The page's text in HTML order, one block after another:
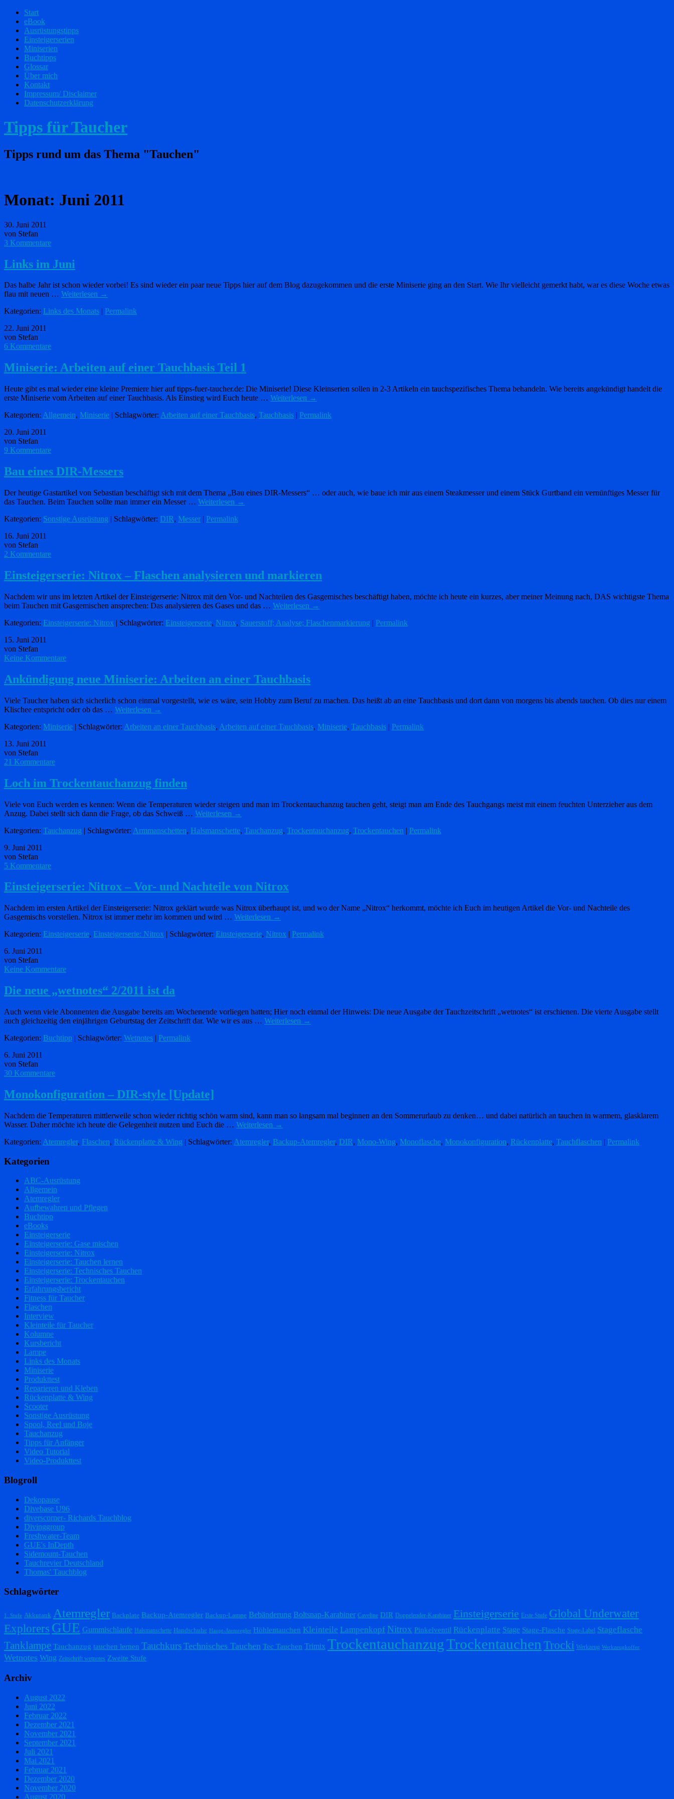
Start
eBook
Ausrüstungstipps
Einsteigerserien
Miniserien
Buchtipps
Glossar
Über mich
Kontakt
Impressum/ Disclaimer
Datenschutzerklärung
Tipps für Taucher
Tipps rund um das Thema "Tauchen"
Monat: Juni 2011
30. Juni 2011
von Stefan
3 Kommentare
Links im Juni
Das halbe Jahr ist schon wieder vorbei! Es sind wieder ein paar neue Tipps hier auf dem Blog dazugekommen und die erste Miniserie ging an den Start. Wie Ihr vielleicht gemerkt habt, war es diese Woche etwas
flau mit neuen … Weiterlesen →
Kategorien: Links des Monats
Permalink
22. Juni 2011
von Stefan
6 Kommentare
Miniserie: Arbeiten auf einer Tauchbasis Teil 1
Heute gibt es mal wieder eine kleine Premiere hier auf tipps-fuer-taucher.de: Die Miniserie! Diese Kleinserien sollen in 2-3 Artikeln ein tauchspezifisches Thema behandeln. Wie bereits angekündigt handelt die
erste Miniserie vom Arbeiten auf einer Tauchbasis. Als Einstieg wird Euch heute … Weiterlesen →
Kategorien: Allgemein, Miniserie | Schlagwörter: Arbeiten auf einer Tauchbasis, Tauchbasis | Permalink
20. Juni 2011
von Stefan
9 Kommentare
Bau eines DIR-Messers
Der heutige Gastartikel von Sebastian beschäftigt sich mit dem Thema „Bau eines DIR-Messers“ … oder auch, wie baue ich mir aus einem Steakmesser und einem Stück Gurtband ein vernünftiges Messer für
das Tauchen. Beim Tauchen sollte man immer ein Messer … Weiterlesen →
Kategorien: Sonstige Ausrüstung | Schlagwörter: DIR, Messer | Permalink
16. Juni 2011
von Stefan
2 Kommentare
Einsteigerserie: Nitrox – Flaschen analysieren und markieren
Nachdem wir uns im letzten Artikel der Einsteigerserie: Nitrox mit den Vor- und Nachteilen des Gasgemisches beschäftigt haben, möchte ich heute ein kurzes, aber meiner Meinung nach, DAS wichtigste Thema
beim Tauchen mit Gasgemischen ansprechen: Das analysieren des Gases und das … Weiterlesen →
Kategorien: Einsteigerserie: Nitrox | Schlagwörter: Einsteigerserie, Nitrox, Sauerstoff; Analyse; Flaschenmarkierung | Permalink
15. Juni 2011
von Stefan
Keine Kommentare
Ankündigung neue Miniserie: Arbeiten an einer Tauchbasis
Viele Taucher haben sich sicherlich schon einmal vorgestellt, wie es wäre, sein Hobby zum Beruf zu machen. Das heißt ab an eine Tauchbasis und dort dann von morgens bis abends tauchen. Ob dies nur einem
Klischee entspricht oder ob das … Weiterlesen →
Kategorien: Miniserie | Schlagwörter: Arbeiten an einer Tauchbasis, Arbeiten auf einer Tauchbasis, Miniserie, Tauchbasis | Permalink
13. Juni 2011
von Stefan
21 Kommentare
Loch im Trockentauchanzug finden
Viele von Euch werden es kennen: Wenn die Temperaturen wieder steigen und man im Trockentauchanzug tauchen geht, steigt man am Ende des Tauchgangs meist mit einem feuchten Unterzieher aus dem
Anzug. Dabei stellt sich dann die Frage, ob das Schweiß … Weiterlesen →
Kategorien: Tauchanzug | Schlagwörter: Armmanschetten, Halsmanschette, Tauchanzug, Trockentauchanzug, Trockentauchen | Permalink
9. Juni 2011
von Stefan
5 Kommentare
Einsteigerserie: Nitrox – Vor- und Nachteile von Nitrox
Nachdem im ersten Artikel der Einsteigerserie: Nitrox geklärt wurde was Nitrox überhaupt ist, und wo der Name „Nitrox“ herkommt, möchte ich Euch im heutigen Artikel die Vor- und Nachteile des
Gasgemischs vorstellen. Nitrox ist immer mehr im kommen und wird … Weiterlesen →
Kategorien: Einsteigerserie, Einsteigerserie: Nitrox | Schlagwörter: Einsteigerserie, Nitrox | Permalink
6. Juni 2011
von Stefan
Keine Kommentare
Die neue „wetnotes“ 2/2011 ist da
Auch wenn viele Abonnenten die Ausgabe bereits am Wochenende vorliegen hatten; Hier noch einmal der Hinweis: Die neue Ausgabe der Tauchzeitschrift „wetnotes“ ist erschienen. Die vierte Ausgabe stellt
auch gleichzeitig den einjährigen Geburtstag der Zeitschrift dar. Wie wir es aus … Weiterlesen →
Kategorien: Buchtipp | Schlagwörter: Wetnotes | Permalink
6. Juni 2011
von Stefan
30 Kommentare
Monokonfiguration – DIR-style [Update]
Nachdem die Temperaturen mittlerweile schon wieder richtig schön warm sind, kann man so langsam mal beginnen an den Sommerurlaub zu denken… und dabei natürlich an tauchen in warmem, glasklarem
Wasser. Daher möchte ich heute die Gelegenheit nutzen und Euch die … Weiterlesen →
Kategorien: Atemregler, Flaschen, Rückenplatte & Wing | Schlagwörter: Atemregler, Backup-Atemregler, DIR, Mono-Wing, Monoflasche, Monokonfiguration, Rückenplatte, Tauchflaschen | Permalink
Kategorien
ABC-Ausrüstung
Allgemein
Atemregler
Aufbewahren und Pflegen
Buchtipp
eBooks
Einsteigerserie
Einsteigerserie: Gase mischen
Einsteigerserie: Nitrox
Einsteigerserie: Tauchen lernen
Einsteigerserie: Technisches Tauchen
Einsteigerserie: Trockentauchen
Erfahrungsbericht
Fitness für Taucher
Flaschen
Interview
Kleinteile für Taucher
Kolumne
Kursbericht
Lampe
Links des Monats
Miniserie
Produkttest
Reparieren und Kleben
Rückenplatte & Wing
Scooter
Sonstige Ausrüstung
Spool, Reel und Boje
Tauchanzug
Tipps für Anfänger
Video Tutorial
Video-Produkttest
Blogroll
Dekopause
Divebase U96
diverscorner- Richards Tauchblog
Divinggroup
Freshwater-Team
GUE's InDepth
Sidemount-Tauchen
Tauchrevier Deutschland
Thomas' Tauchblog
Schlagwörter
1. Stufe Akkutank Atemregler Backplate Backup-Atemregler Backup-Lampe Bebänderung Boltsnap-Karabiner Caveline DIR Doppelender-Karabiner Einsteigerserie Erste Stufe Global Underwater
Explorers GUE Gummischlaufe Halsmanschette Handschuhe Haupt-Atemregler Höhlentauchen Kleinteile Lampenkopf Nitrox Pinkelventil Rückenplatte Stage Stage-Flasche Stage-Label Stageflasche
Tanklampe Tauchanzug tauchen lernen Tauchkurs Technisches Tauchen Tec Tauchen Trimix TrockentauchanzugTrockentauchen Trocki Werkzeug Werkzeugkoffer
Wetnotes Wing Zeitschrift wetnotes Zweite Stufe
Archiv
August 2022
Juni 2022
Februar 2022
Dezember 2021
November 2021
September 2021
Juli 2021
Mai 2021
Februar 2021
Dezember 2020
November 2020
August 2020